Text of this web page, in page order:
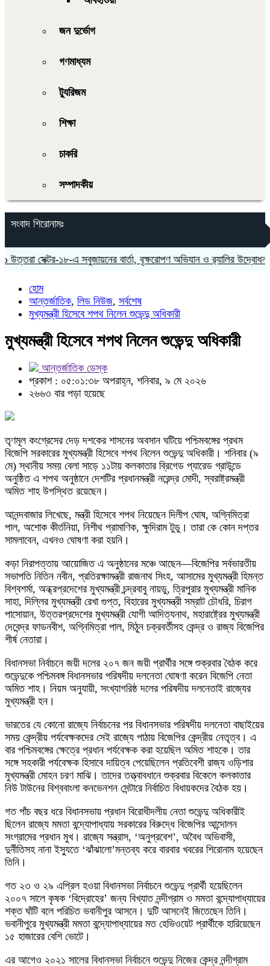
জন দুর্ভোগ
গণমাধ্যম
ট্যুরিজম
শিক্ষা
চাকরি
সম্পাদকীয়
সংবাদ শিরোনামঃ
সেক্টর-১৮-এ সবুজায়নের বার্তা, বৃক্ষরোপণ অভিযান ও র‍্যালির উদ্বোধন
হোম
আন্তর্জাতিক, লিড নিউজ, সর্বশেষ
মুখ্যমন্ত্রী হিসেবে শপথ নিলেন শুভেন্দু অধিকারী
মুখ্যমন্ত্রী হিসেবে শপথ নিলেন শুভেন্দু অধিকারী
আন্তর্জাতিক ডেস্ক
প্রকাশ : ০৫:০১:৩৮ অপরাহ্ন, শনিবার, ৯ মে ২০২৬
২৬৬৩ বার পড়া হয়েছে
তৃণমূল কংগ্রেসের দেড় দশকের শাসনের অবসান ঘটিয়ে পশ্চিমবঙ্গের প্রথম
বিজেপি সরকারের মুখ্যমন্ত্রী হিসেবে শপথ নিলেন শুভেন্দু অধিকারী। শনিবার (৯
মে) স্থানীয় সময় বেলা সাড়ে ১১টায় কলকাতার ব্রিগেড প্যারেড গ্রাউন্ডে
অনুষ্ঠিত এ শপথ অনুষ্ঠানে দেশটির প্রধানমন্ত্রী নরেন্দ্র মোদী, স্বরাষ্ট্রমন্ত্রী
অমিত শাহ উপস্থিত রয়েছেন।
আনন্দবাজার লিখেছে, মন্ত্রী হিসেবে শপথ নিয়েছেন দিলীপ ঘোষ, অগ্নিমিত্রা
পাল, অশোক কীর্তনিয়া, নিশীথ প্রামাণিক, ক্ষুদিরাম টুডু। তারা কে কোন দপ্তর
সামলাবেন, এখনও ঘোষণা করা হয়নি।
কড়া নিরাপত্তায় আয়োজিত এ অনুষ্ঠানের মঞ্চে আছেন—বিজেপির সর্বভারতীয়
সভাপতি নিতিন নবীন, প্রতিরক্ষামন্ত্রী রাজনাথ সিংহ, আসামের মুখ্যমন্ত্রী হিমন্ত
বিশ্বশর্মা, অন্ধ্রপ্রদেশের মুখ্যমন্ত্রী চন্দ্রবাবু নায়ডু, ত্রিপুরার মুখ্যমন্ত্রী মানিক
সাহা, দিল্লির মুখ্যমন্ত্রী রেখা গুপ্ত, বিহারের মুখ্যমন্ত্রী সম্রাট চৌধরি, চিরাগ
পাসোয়ান, উত্তরপ্রদেশের মুখ্যমন্ত্রী যোগী আদিত্যনাথ, মহারাষ্ট্রের মুখ্যমন্ত্রী
দেবেন্দ্র ফাডনবীশ, অগ্নিমিত্রা পাল, মিঠুন চক্রবর্তীসহ কেন্দ্র ও রাজ্য বিজেপির
শীর্ষ নেতারা।
বিধানসভা নির্বাচনে জয়ী দলের ২০৭ জন জয়ী প্রার্থীর সঙ্গে শুক্রবার বৈঠক করে
শুভেন্দুকে পশ্চিমবঙ্গ বিধানসভার পরিষদীয় দলনেতা ঘোষণা করেন বিজেপি নেতা
অমিত শাহ। নিয়ম অনুযায়ী, সংখ্যাগরিষ্ঠ দলের পরিষদীয় দলনেতাই রাজ্যের
মুখ্যমন্ত্রী হন।
ভারতের যে কোনো রাজ্যে নির্বাচনের পর বিধানসভার পরিষদীয় দলনেতা বাছাইয়ের
সময় কেন্দ্রীয় পর্যবেক্ষকদের সেই রাজ্যে পাঠায় বিজেপির কেন্দ্রীয় নেতৃত্ব। এ
বার পশ্চিমবঙ্গের ক্ষেত্রে প্রধান পর্যবেক্ষক করা হয়েছিল অমিত শাহকে। তার
সঙ্গে সহকারী পর্যবেক্ষক হিসাবে দায়িত্ব পেয়েছিলেন প্রতিবেশী রাজ্য ওড়িশার
মুখ্যমন্ত্রী মোহন চরণ মাঝি। তাদের তত্ত্বাবধানে শুক্রবার বিকেলে কলকাতার
নিউ টাউনের বিশ্ববাংলা কনভেনশন সেন্টারে নির্বাচিত বিধায়কদের বৈঠক হয়।
গত পাঁচ বছর ধরে বিধানসভায় প্রধান বিরোধীদলীয় নেতা শুভেন্দু অধিকারীই
ছিলেন রাজ্যে মমতা বন্দ্যোপাধ্যায় সরকারের বিরুদ্ধে বিজেপির আন্দোলন
সংগ্রামের প্রধান মুখ। রাজ্যে সন্ত্রাস, ‘অনুপ্রবেশ’, অবৈধ অভিবাসী,
দুর্নীতিসহ নানা ইস্যুতে ‘ঝাঁঝালো’মন্তব্য করে বারবার খবরের শিরোনাম হয়েছেন
তিনি।
গত ২৩ ও ২৯ এপ্রিল হওয়া বিধানসভা নির্বাচনে শুভেন্দু প্রার্থী হয়েছিলেন
২০০৭ সালে কৃষক ‘বিদ্রোহের’ জন্য বিখ্যাত নন্দীগ্রাম ও মমতা বন্দ্যোপাধ্যায়ের
শক্ত ঘাঁটি বলে পরিচিত ভবানীপুর আসনে। দুটি আসনেই জিতেছেন তিনি।
ভবানীপুরে মুখ্যমন্ত্রী মমতা বন্দ্যোপাধ্যায়ের মত হেভিওয়েট প্রার্থীকে হারিয়েছেন
১৫ হাজারের বেশি ভোটে।
এর আগেও ২০২১ সালের বিধানসভা নির্বাচনে শুভেন্দু নিজের কেন্দ্র নন্দীগ্রাম